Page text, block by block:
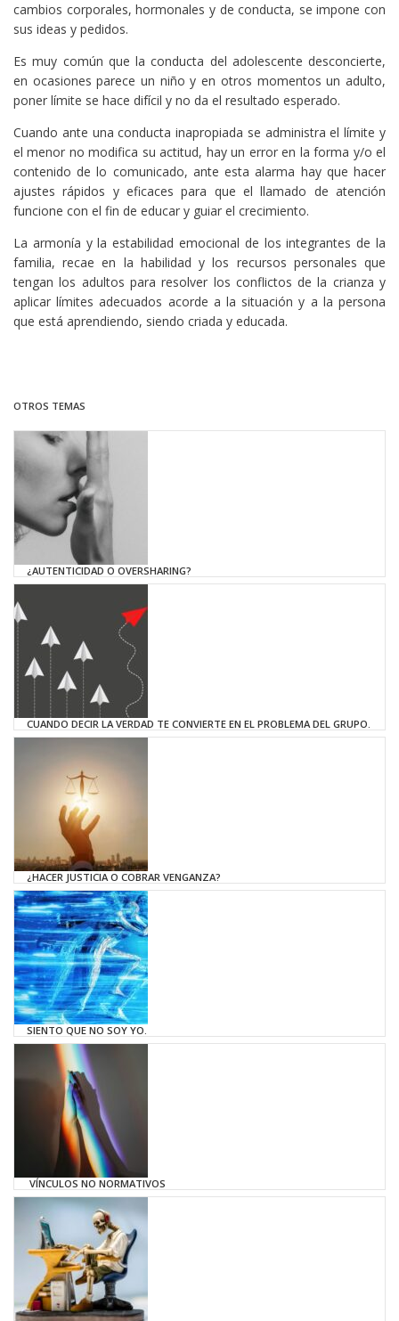
cambios corporales, hormonales y de conducta, se impone con
sus ideas y pedidos.
Es muy común que la conducta del adolescente desconcierte,
en ocasiones parece un niño y en otros momentos un adulto,
poner límite se hace difícil y no da el resultado esperado.
Cuando ante una conducta inapropiada se administra el límite y
el menor no modifica su actitud, hay un error en la forma y/o el
contenido de lo comunicado, ante esta alarma hay que hacer
ajustes rápidos y eficaces para que el llamado de atención
funcione con el fin de educar y guiar el crecimiento.
La armonía y la estabilidad emocional de los integrantes de la
familia, recae en la habilidad y los recursos personales que
tengan los adultos para resolver los conflictos de la crianza y
aplicar límites adecuados acorde a la situación y a la persona
que está aprendiendo, siendo criada y educada.
OTROS TEMAS
¿AUTENTICIDAD O OVERSHARING?
CUANDO DECIR LA VERDAD TE CONVIERTE EN EL PROBLEMA DEL GRUPO.
¿HACER JUSTICIA O COBRAR VENGANZA?
SIENTO QUE NO SOY YO.
VÍNCULOS NO NORMATIVOS